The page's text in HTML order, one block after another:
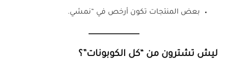
بعض المنتجات تكون أرخص في “نمشي.
ليش تشترون من “كل الكوبونات”؟